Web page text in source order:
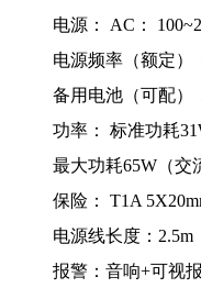
电源： AC：
电源频率（额定）
备用电池（可配）
功率： 标准功耗
最大功耗65W（交
保险： T1A
电源线长度：2.5m
报警：音响+可视